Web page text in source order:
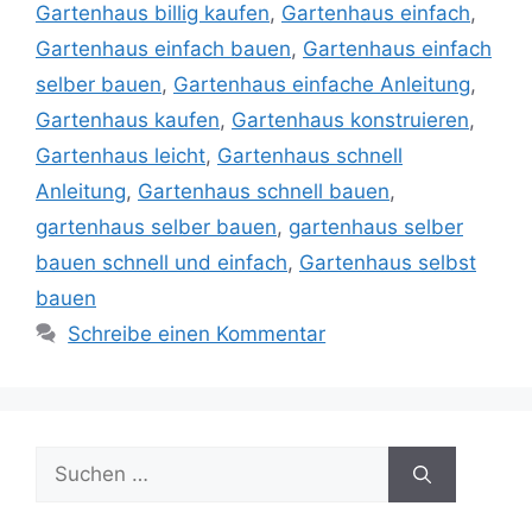
Gartenhaus billig kaufen, Gartenhaus einfach,
Gartenhaus einfach bauen, Gartenhaus einfach
selber bauen, Gartenhaus einfache Anleitung,
Gartenhaus kaufen, Gartenhaus konstruieren,
Gartenhaus leicht, Gartenhaus schnell
Anleitung, Gartenhaus schnell bauen,
gartenhaus selber bauen, gartenhaus selber
bauen schnell und einfach, Gartenhaus selbst
bauen
Schreibe einen Kommentar
Suche
nach: